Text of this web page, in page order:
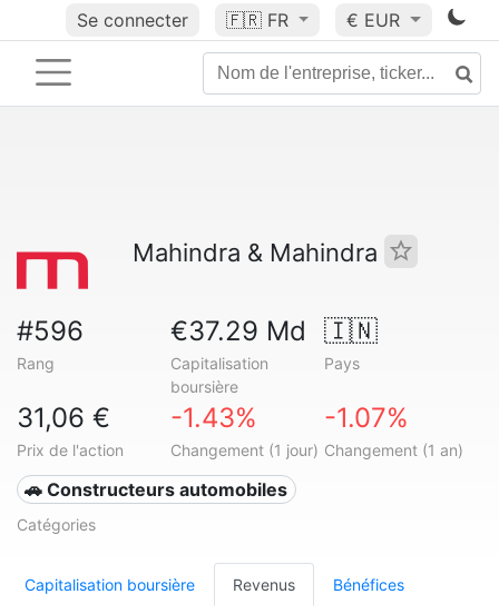
Se connecter 🇫🇷 FR € EUR
Mahindra & Mahindra
#596
Rang
€37.29 Md
Capitalisation
boursière
🇮🇳
Pays
31,06 €
Prix de l'action
-1.43%
Changement (1 jour)
-1.07%
Changement (1 an)
🚗 Constructeurs automobiles
Catégories
Capitalisation boursière Revenus Bénéfices